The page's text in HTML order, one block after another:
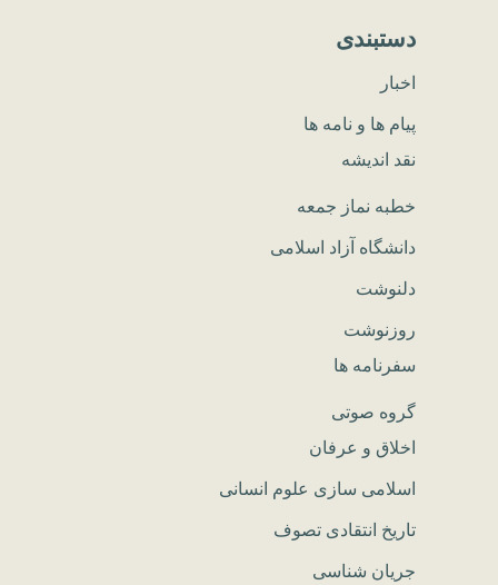
دستبندی
اخبار
پیام ها و نامه ها
نقد اندیشه
خطبه نماز جمعه
دانشگاه آزاد اسلامی
دلنوشت
روزنوشت
سفرنامه ها
گروه صوتی
اخلاق و عرفان
اسلامی سازی علوم انسانی
تاریخ انتقادی تصوف
جریان شناسی